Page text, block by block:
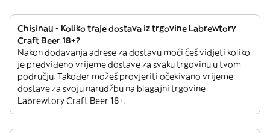
Chisinau - Koliko traje dostava iz trgovine Labrewtory
Craft Beer 18+?
Nakon dodavanja adrese za dostavu moći ćeš vidjeti koliko
je predviđeno vrijeme dostave za svaku trgovinu u tvom
području. Također možeš provjeriti očekivano vrijeme
dostave za svoju narudžbu na blagajni trgovine
Labrewtory Craft Beer 18+.